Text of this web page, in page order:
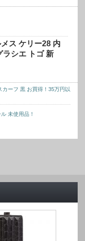
メス ケリー28 内
ラシエ トゴ 新
カーフ 黒 お買得！35万円以
未使用品！